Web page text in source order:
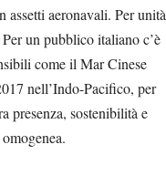
assetti aeronavali. Per unità
un pubblico italiano c’è
come il Mar Cinese
nell’Indo-Pacifico, per
presenza, sostenibilità e